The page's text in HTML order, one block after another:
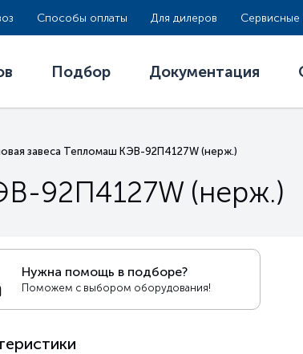
Способы оплаты Для дилеров Сервисные
Подбор Документация
завеса Тепломаш КЭВ-92П4127W (нерж.)
92П4127W (нерж.)
Нужна помощь в подборе?
Поможем с выбором оборудования!